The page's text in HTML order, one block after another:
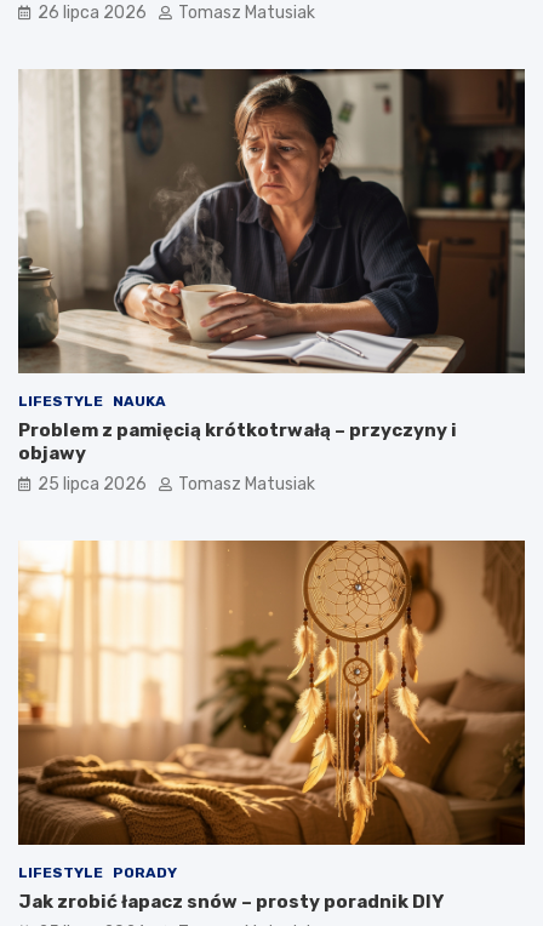
26 lipca 2026 Tomasz Matusiak
LIFESTYLE NAUKA
Problem z pamięcią krótkotrwałą – przyczyny i
objawy
25 lipca 2026 Tomasz Matusiak
LIFESTYLE PORADY
Jak zrobić łapacz snów – prosty poradnik DIY